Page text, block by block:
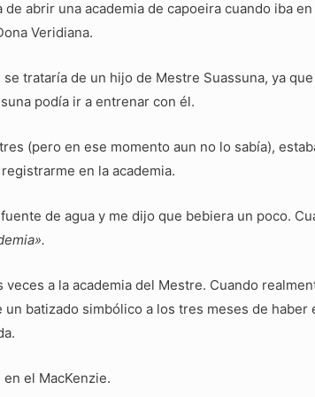
abrir una academia de capoeira cuando iba
Veridiana.
trataría de un hijo de Mestre Suassuna, ya
podía ir a entrenar con él.
(pero en ese momento aun no lo sabía),
en la academia.
de agua y me dijo que bebiera un poco.
a la academia del Mestre. Cuando
batizado simbólico a los tres meses de haber
el MacKenzie.